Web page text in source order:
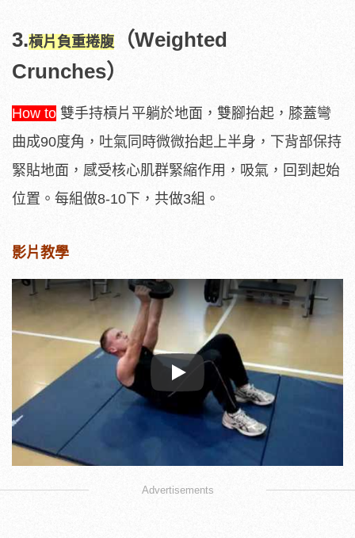
3.槓片負重捲腹
（Weighted
Crunches）
How to 雙手持槓片平躺於地面，雙腳抬起，膝蓋彎
曲成90度角，吐氣同時微微抬起上半身，下背部保持
緊貼地面，感受核心肌群緊縮作用，吸氣，回到起始
位置。每組做8-10下，共做3組。
影片教學
Play
Advertisements